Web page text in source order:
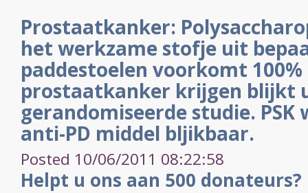
Prostaatkanker:
het werkzame stofje uit
paddestoelen voorkomt
prostaatkanker krijgen blijkt
gerandomiseerde studie. PSK
anti-PD middel bljikbaar.
Posted 10/06/2011 08:22:58
Helpt u ons aan 500 donateurs?